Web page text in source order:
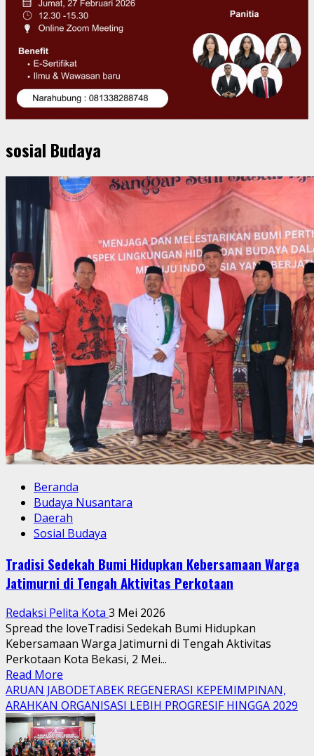
sosial Budaya
Beranda
Budaya Nusantara
Daerah
Sosial Budaya
Tradisi Sedekah Bumi Hidupkan Kebersamaan Warga
Jatimurni di Tengah Aktivitas Perkotaan
Redaksi Pelita Kota 3 Mei 2026
Spread the loveTradisi Sedekah Bumi Hidupkan
Kebersamaan Warga Jatimurni di Tengah Aktivitas
Perkotaan Kota Bekasi, 2 Mei...
Read More
more
about
Tradisi
Sedekah
Bumi
ARUAN JABODETABEK REGENERASI KEPEMIMPINAN,
ARAHKAN ORGANISASI LEBIH PROGRESIF HINGGA 2029